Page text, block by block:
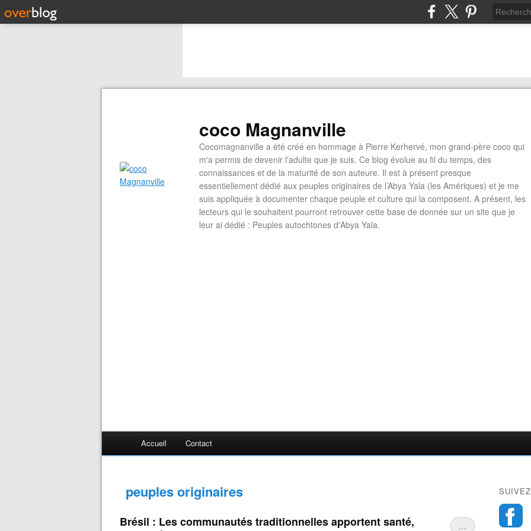
coco Magnanville
Cocomagnanville a été créé en hommage à Pierre Kerhervé, mon grand-père coco qui
m'a permis de devenir l'adulte que je suis. Ce blog évolue au fil du temps, des
connaissances et de la maturité de son auteure. Il est à présent presque
essentiellement dédié aux peuples originaires de l’Abya Yala (les Amériques) et je me
suis appliquée à documenter chaque peuple et culture qui la composent. A présent, les
lecteurs qui le souhaitent pourront retrouver cette base de donnée sur un site que je
leur ai dédié : Peuples autochtones d'Abya Yala.
Accueil Contact
peuples originaires
…
Brésil : Les communautés traditionnelles apportent santé,